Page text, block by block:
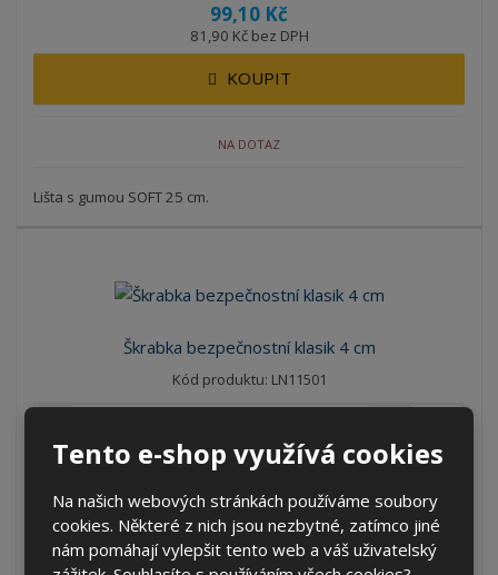
Tento e-shop využívá cookies
Na našich webových stránkách používáme soubory
cookies. Některé z nich jsou nezbytné, zatímco jiné
nám pomáhají vylepšit tento web a váš uživatelský
99,10 Kč
81,90 Kč bez DPH
KOUPIT
NA DOTAZ
Lišta s gumou SOFT 25 cm.
Škrabka bezpečnostní klasik 4 cm
Kód produktu: LN11501
102,78 Kč
84,94 Kč bez DPH
KOUPIT